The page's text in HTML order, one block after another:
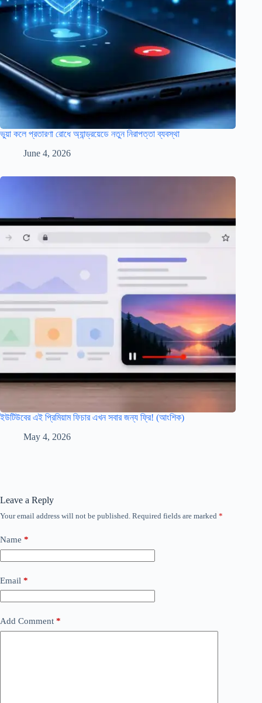
ভুয়া কলে প্রতারণা রোধে অ্যান্ড্রয়েডে নতুন নিরাপত্তা ব্যবস্থা
June 4, 2026
ইউটিউবের এই প্রিমিয়াম ফিচার এখন সবার জন্য ফ্রি! (আংশিক)
May 4, 2026
Leave a Reply
Your email address will not be published. Required fields are marked *
Name *
Email *
Add Comment *